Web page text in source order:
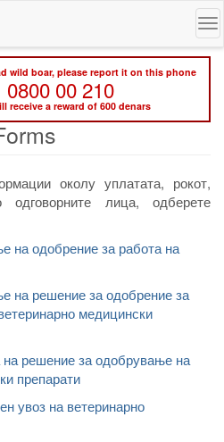
wild boar, please report it on this phone
0800 00 210
receive a reward of 600 denars
околу уплатата, рокот,
лица, одберете
на одобрение за работа на
на решение за одобрение за
медицински
решение за одобрување на
препарати
увоз на ветеринарно